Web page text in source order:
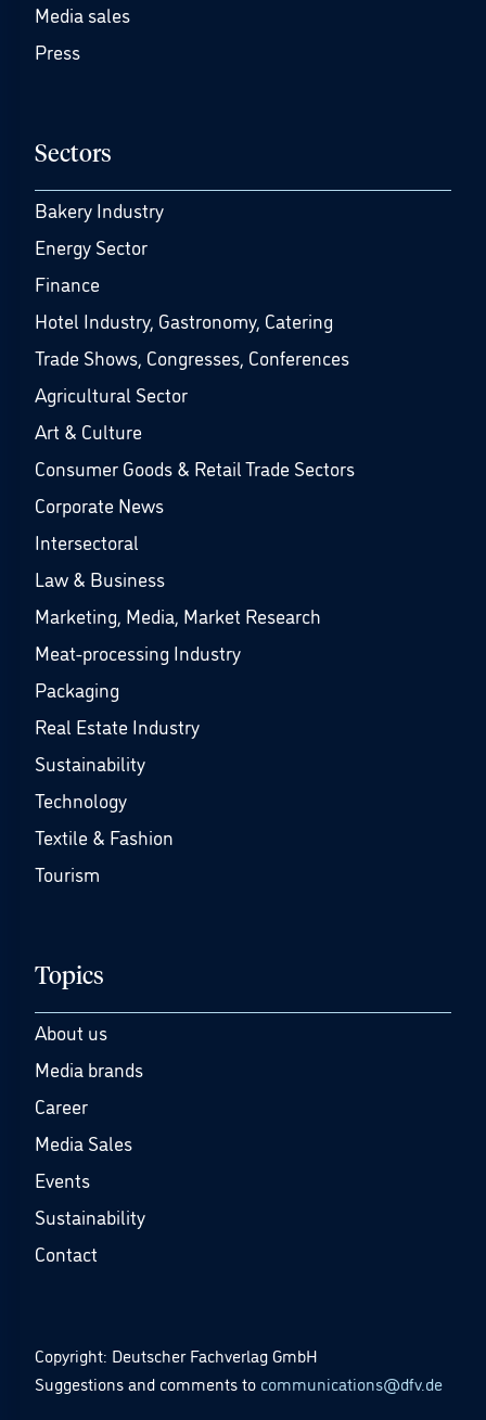
Media sales
Press
Sectors
Bakery Industry
Energy Sector
Finance
Hotel Industry, Gastronomy, Catering
Trade Shows, Congresses, Conferences
Agricultural Sector
Art & Culture
Consumer Goods & Retail Trade Sectors
Corporate News
Intersectoral
Law & Business
Marketing, Media, Market Research
Meat-processing Industry
Packaging
Real Estate Industry
Sustainability
Technology
Textile & Fashion
Tourism
Topics
About us
Media brands
Career
Media Sales
Events
Sustainability
Contact
Copyright: Deutscher Fachverlag GmbH
Suggestions and comments to communications@dfv.de